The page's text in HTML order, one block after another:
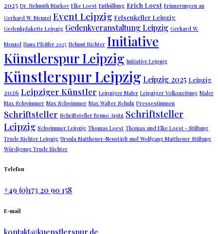
2025 Dr. Helmuth Markov Elke Loest Enthüllung Erich Loest Erinnerungen an
Gerhard W. Menzel Event Leipzig Felsenkeller Leipzig
Gedenkplakette Leipzig Gedenkveranstaltung Leipzig Gerhard W.
Menzel Hans Pfeiffer 2025 Helmut Richter Initiative
Künstlerspur Leipzig Initiative Leipzig
Künstlerspur Leipzig Leipzig 2025 Leipzig
2026 Leipziger Künstler Leipziger Maler Leipziger Volkszeitung Maler
Max Schwimmer Max Schwimmer Max Walter Schulz Pressestimmen
Schriftsteller Schriftsteller Bruno Apitz Schriftsteller
Leipzig Schwimmer Leipzig Thomas Loest Thomas und Elke Loest - Stiftung
Trude Richter Leipzig Ursula Mattheuer-Neustädt und Wolfgang Mattheuer Stiftung
Würdigung Trude Richter
Telefon
+49 (0)173 20 90 158
E-mail
kontakt@kuenstlerspur.de